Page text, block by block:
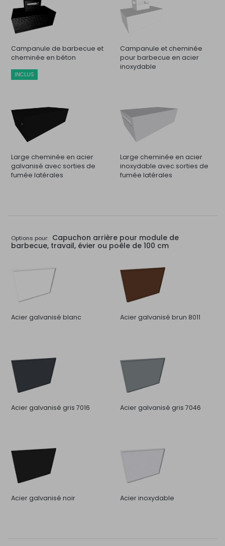
Campanule de barbecue et
cheminée en béton
INCLUS
Campanule et cheminée
pour barbecue en acier
inoxydable
Large cheminée en acier
galvanisé avec sorties de
fumée latérales
Large cheminée en acier
inoxydable avec sorties de
fumée latérales
Options pour: Capuchon arrière pour module de
barbecue, travail, évier ou poêle de 100 cm
Acier galvanisé blanc Acier galvanisé brun 8011
Acier galvanisé gris 7016 Acier galvanisé gris 7046
Acier galvanisé noir Acier inoxydable